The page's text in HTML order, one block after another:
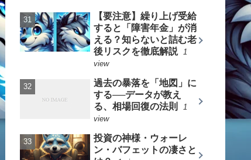
【要注意】繰り上げ受給
すると「障害年金」が消
える？知らないと詰む老
後リスクを徹底解説
1
view
過去の暴落を「地図」に
する──データが教え
る、相場回復の法則
1
view
投資の神様・ウォーレ
ン・バフェットの凄さと